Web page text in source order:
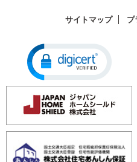
サイトマップ プ